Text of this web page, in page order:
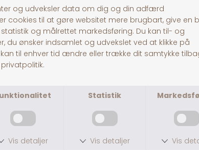
Ingen kunstige
soja-, majs-, tapioka- eller
Fragt fra 39,-
1-3 dages levering